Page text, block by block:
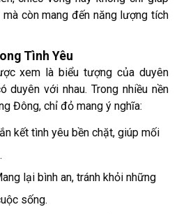
còn mang đến năng lượng tích
Tình Yêu
xem là biểu tượng của duyên
duyên với nhau. Trong nhiều nền
Đông, chỉ đỏ mang ý nghĩa:
kết tình yêu bền chặt, giúp mối
lại bình an, tránh khỏi những
sống.